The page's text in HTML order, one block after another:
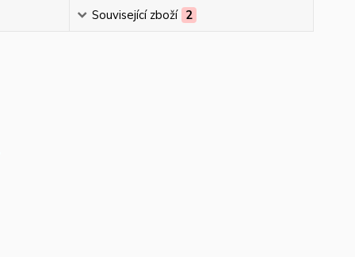
Související zboží 2